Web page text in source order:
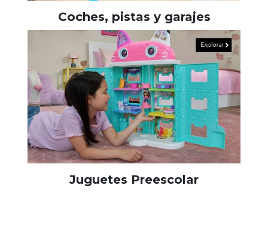
Coches, pistas y garajes
Juguetes Preescolar